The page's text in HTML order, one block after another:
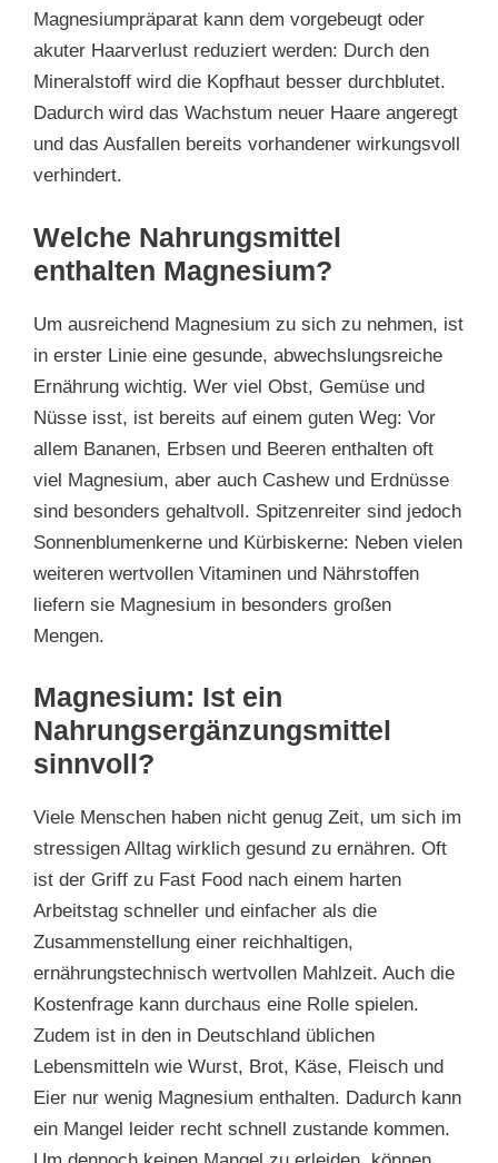
Magnesiumpräparat kann dem vorgebeugt oder
akuter Haarverlust reduziert werden: Durch den
Mineralstoff wird die Kopfhaut besser durchblutet.
Dadurch wird das Wachstum neuer Haare angeregt
und das Ausfallen bereits vorhandener wirkungsvoll
verhindert.
Welche Nahrungsmittel
enthalten Magnesium?
Um ausreichend Magnesium zu sich zu nehmen, ist
in erster Linie eine gesunde, abwechslungsreiche
Ernährung wichtig. Wer viel Obst, Gemüse und
Nüsse isst, ist bereits auf einem guten Weg: Vor
allem Bananen, Erbsen und Beeren enthalten oft
viel Magnesium, aber auch Cashew und Erdnüsse
sind besonders gehaltvoll. Spitzenreiter sind jedoch
Sonnenblumenkerne und Kürbiskerne: Neben vielen
weiteren wertvollen Vitaminen und Nährstoffen
liefern sie Magnesium in besonders großen
Mengen.
Magnesium: Ist ein
Nahrungsergänzungsmittel
sinnvoll?
Viele Menschen haben nicht genug Zeit, um sich im
stressigen Alltag wirklich gesund zu ernähren. Oft
ist der Griff zu Fast Food nach einem harten
Arbeitstag schneller und einfacher als die
Zusammenstellung einer reichhaltigen,
ernährungstechnisch wertvollen Mahlzeit. Auch die
Kostenfrage kann durchaus eine Rolle spielen.
Zudem ist in den in Deutschland üblichen
Lebensmitteln wie Wurst, Brot, Käse, Fleisch und
Eier nur wenig Magnesium enthalten. Dadurch kann
ein Mangel leider recht schnell zustande kommen.